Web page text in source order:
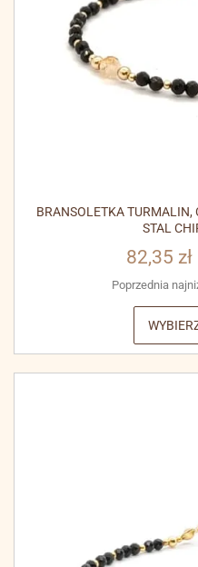
BRANSOLETKA
STAL
82,35 zł
Poprzednia